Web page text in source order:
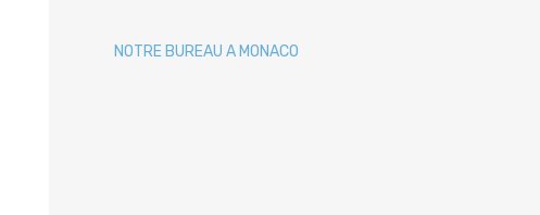
NOTRE BUREAU A MONACO